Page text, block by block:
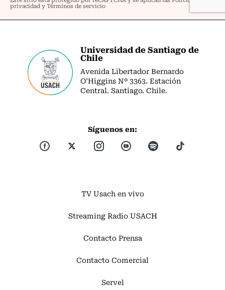
Universidad de Santiago de
Chile
Avenida Libertador Bernardo
O’Higgins Nº 3363. Estación
Central. Santiago. Chile.
Síguenos en:
TV Usach en vivo
Streaming Radio USACH
Contacto Prensa
Contacto Comercial
Servel